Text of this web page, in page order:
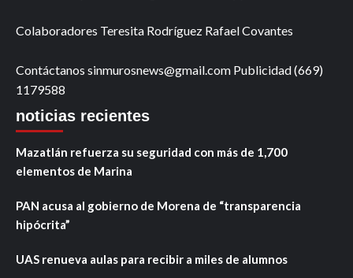
Colaboradores Teresita Rodríguez Rafael Covantes
Contáctanos sinmurosnews@gmail.com Publicidad (669)
1179588
noticias recientes
Mazatlán refuerza su seguridad con más de 1,700
elementos de Marina
PAN acusa al gobierno de Morena de “transparencia
hipócrita”
UAS renueva aulas para recibir a miles de alumnos